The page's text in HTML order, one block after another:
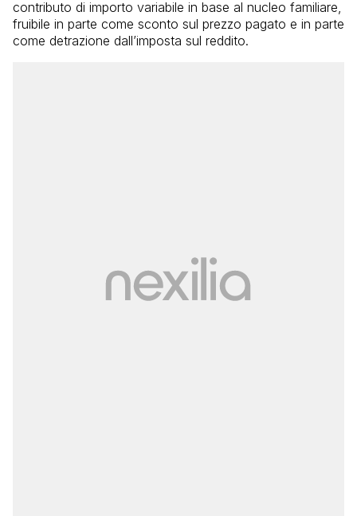
contributo di importo variabile in base al nucleo familiare,
fruibile in parte come sconto sul prezzo pagato e in parte
come detrazione dall’imposta sul reddito.